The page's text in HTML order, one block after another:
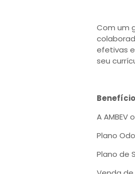
Com um
efetivas
seu
A
Plano
Plano de